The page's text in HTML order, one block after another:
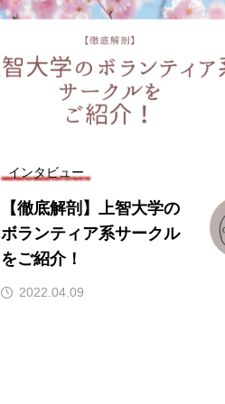
インタビュー
【徹底解剖】上智大学の
ボランティア系サークル
をご紹介！
2022.04.09